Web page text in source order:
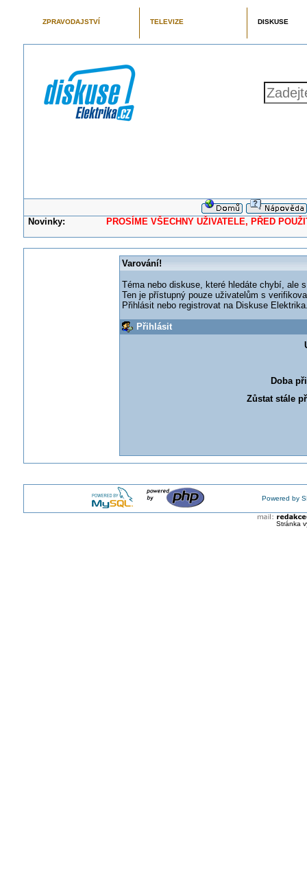
ZPRAVODAJSTVÍ TELEVIZE DISKUSE
Novinky: PROSÍME VŠECHNY UŽIVATELE, PŘED
Varování!
Téma nebo diskuse, které hledáte chybí, ale
Ten je přístupný pouze uživatelům s
Přihlásit nebo registrovat na Diskuse
Přihlásit
Doba
Zůstat stále
Powered by
Stránka